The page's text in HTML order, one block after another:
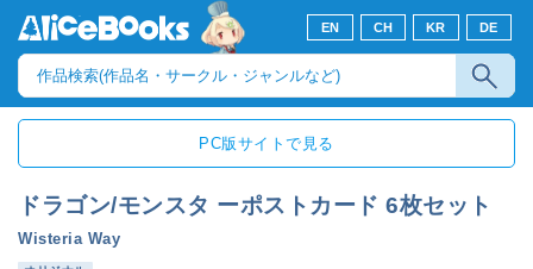
EN CH KR DE
PC版サイトで見る
ドラゴン/モンスタ ーポストカード 6枚セット
Wisteria Way